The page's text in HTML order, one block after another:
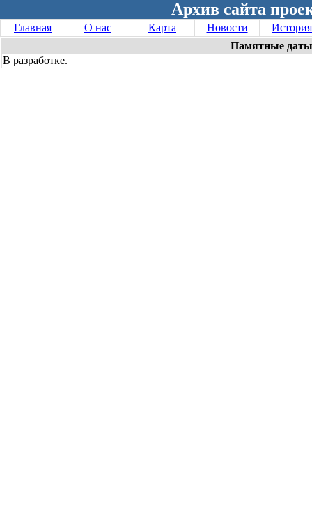
Архив сайта
Главная О нас Карта Новости
История
Памятные
В разработке.